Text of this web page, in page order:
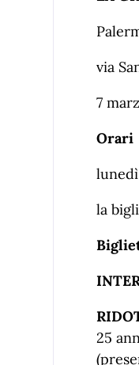
via
7
Orari
la
25